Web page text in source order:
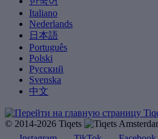
Italiano
Nederlands
日本語
Português
Polski
Русский
Svenska
中文
© 2014-2026 Tiqets